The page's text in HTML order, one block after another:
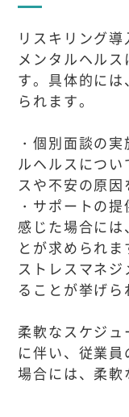
リスキリング
メンタルヘル
す。具体的に
られます。
・個別面談の
ルヘルスにつ
スや不安の原因
・サポートの
感じた場合には
とが求められ
ストレスマネ
ることが挙げら
柔軟なスケジ
に伴い、従業
場合には、柔軟